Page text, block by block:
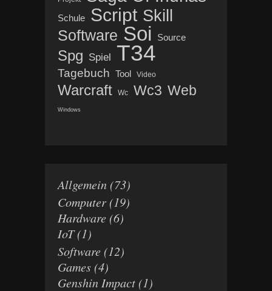
Schule Script Skill
Software Soi Source
Spg Spiel T34
Tagebuch Tool Video
Warcraft Wc Wc3 Web
Windows
Allgemein(73)
Computer(19)
Hardware(6)
IoT(1)
Software(12)
Games(4)
Genshin Impact(1)